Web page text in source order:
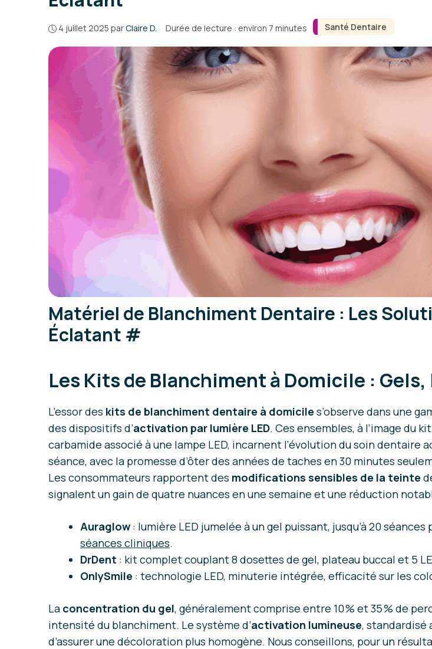
Santé Dentaire
4 juillet 2025 parClaire D. · Durée de lecture : environ 7 minutes
Matériel de Blanchiment Dentaire : Les
Éclatant #
Les Kits de Blanchiment à Domicile :
L’essor des kits de blanchiment dentaire à domicile s’observe dans une
des dispositifs d’activation par lumière LED. Ces ensembles, à l’image du
carbamide associé à une lampe LED, incarnent l’évolution du soin dentaire
séance, avec la promesse d’ôter des années de taches en 30 minutes
Les consommateurs rapportent des modifications sensibles de la teinte
signalent un gain de quatre nuances en une semaine et une réduction
Auraglow : lumière LED jumelée à un gel puissant, jusqu’à 20
séances cliniques.
DrDent : kit complet couplant 8 dosettes de gel, plateau buccal et 5
OnlySmile : technologie LED, minuterie intégrée, efficacité sur les
La concentration du gel, généralement comprise entre 10 % et 35 % de
intensité du blanchiment. Le système d’activation lumineuse, standardisé
d’assurer une décoloration plus homogène. Nous conseillons, pour un